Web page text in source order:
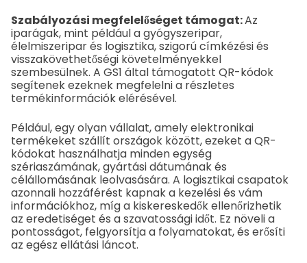
Szabályozási megfelelőséget támogat:Az
iparágak, mint például a gyógyszeripar,
élelmiszeripar és logisztika, szigorú címkézési és
visszakövethetőségi követelményekkel
szembesülnek. A GS1 által támogatott QR-kódok
segítenek ezeknek megfelelni a részletes
termékinformációk elérésével.
Például, egy olyan vállalat, amely elektronikai
termékeket szállít országok között, ezeket a QR-
kódokat használhatja minden egység
szériaszámának, gyártási dátumának és
célállomásának leolvasására. A logisztikai csapatok
azonnali hozzáférést kapnak a kezelési és vám
információkhoz, míg a kiskereskedők ellenőrizhetik
az eredetiséget és a szavatossági időt. Ez növeli a
pontosságot, felgyorsítja a folyamatokat, és erősíti
az egész ellátási láncot.